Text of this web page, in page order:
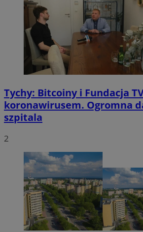
Tychy: Bitcoiny i Fundacja
koronawirusem. Ogromna
szpitala
2